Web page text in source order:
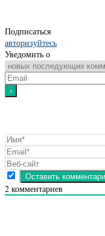
Подписаться
авторизуйтесь
Уведомить о
2 комментариев